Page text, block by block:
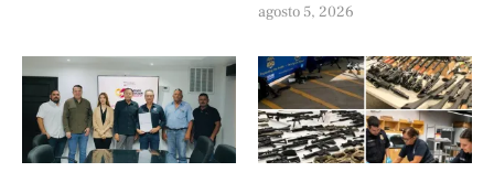
agosto 5, 2026